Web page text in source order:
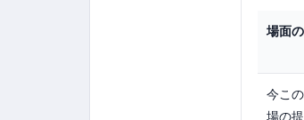
場面
今こ
場の